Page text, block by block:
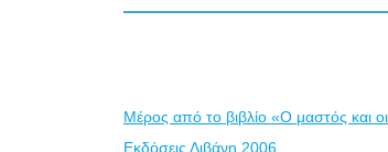
Μέρος από το βιβλίο «Ο μαστός και
Εκδόσεις Λιβάνη 2006.